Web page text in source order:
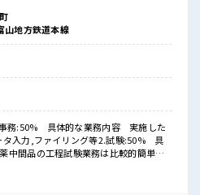
？
もOK！
ベート満喫！
す！
山地方鉄道本線
事務:50% 具体的な業務内容 実施した
タ入力,ファイリング等2.試験:50% 具
中間品の工程試験業務は比較的簡単な
験業務ではありません。【取り扱い製